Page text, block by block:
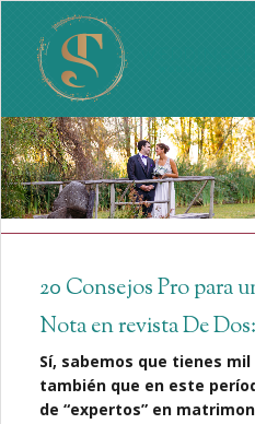
20 Consejos Pro para
Nota en revista De
Sí, sabemos que tienes
también que en este
de “expertos” en